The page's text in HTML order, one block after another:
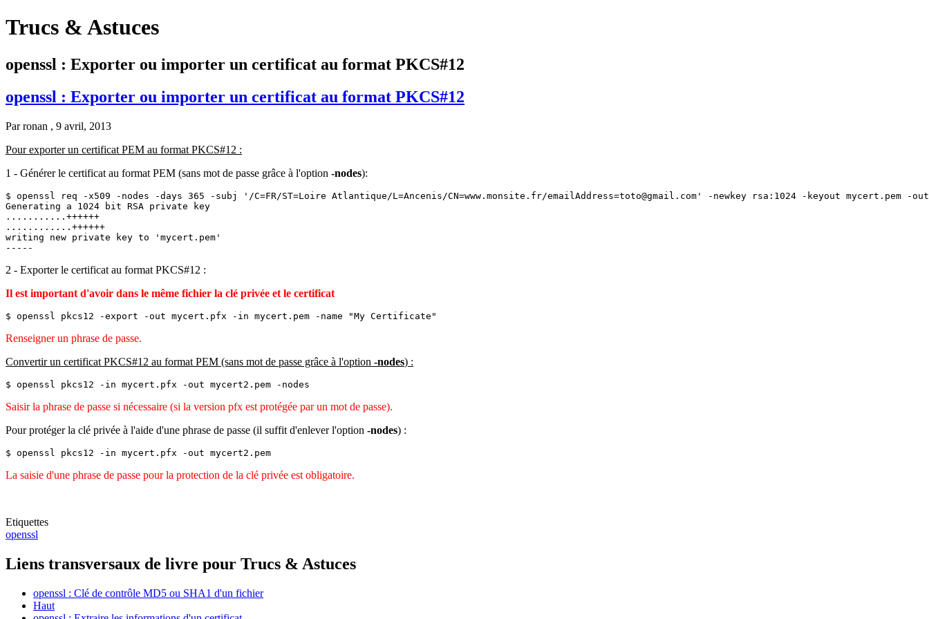
Trucs & Astuces
openssl : Exporter ou importer un certificat au format PKCS#12
openssl : Exporter ou importer un certificat au format PKCS#12
Parronan , 9 avril, 2013
Pour exporter un certificat PEM au format PKCS#12 :
1 - Générer le certificat au format PEM (sans mot de passe grâce à l'option -nodes):
$ openssl req -x509 -nodes -days 365 -subj '/C=FR/ST=Loire Atlantique/L=Ancenis/CN=www.monsite.fr/emailAddress=toto@gmail.com' -newkey rsa:1024 -keyout mycert.pem -
Generating a 1024 bit RSA private key
...........++++++
............++++++
writing new private key to 'mycert.pem'
-----
2 - Exporter le certificat au format PKCS#12 :
Il est important d'avoir dans le même fichier la clé privée et le certificat
$ openssl pkcs12 -export -out mycert.pfx -in mycert.pem -name "My Certificate"
Renseigner un phrase de passe.
Convertir un certificat PKCS#12 au format PEM (sans mot de passe grâce à l'option -nodes) :
$ openssl pkcs12 -in mycert.pfx -out mycert2.pem -nodes
Saisir la phrase de passe si nécessaire (si la version pfx est protégée par un mot de passe).
Pour protéger la clé privée à l'aide d'une phrase de passe (il suffit d'enlever l'option -nodes) :
$ openssl pkcs12 -in mycert.pfx -out mycert2.pem
La saisie d'une phrase de passe pour la protection de la clé privée est obligatoire.
Etiquettes
openssl
Liens transversaux de livre pour Trucs & Astuces
openssl : Clé de contrôle MD5 ou SHA1 d'un fichier
Haut